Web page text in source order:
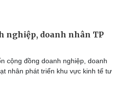
nghiệp, doanh nhân TP
cộng đồng doanh nghiệp, doanh
nhân phát triển khu vực kinh tế tư